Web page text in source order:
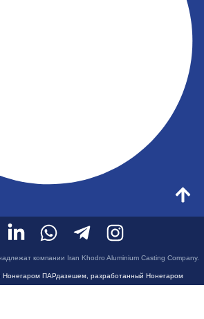
компании Iran Khodro Aluminium Casting Company.
Нонегаром ПАРдазешем, разработанный Нонегаром